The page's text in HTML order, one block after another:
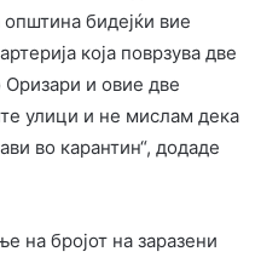
бидејќи вие
која поврзува две
и овие две
улици и не мислам дека
во карантин“, додаде
на бројот на заразени